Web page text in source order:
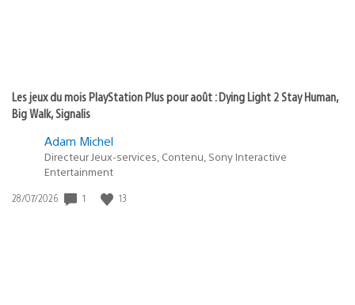
Les jeux du mois PlayStation Plus pour août : Dying Light 2 Stay Human,
Big Walk, Signalis
Adam Michel
Directeur Jeux-services, Contenu, Sony Interactive
Entertainment
Date
28/07/2026 1 13